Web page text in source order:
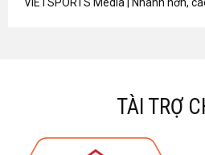
VIETSPORTS Media | Nhanh hơn,
TÀI TRỢ